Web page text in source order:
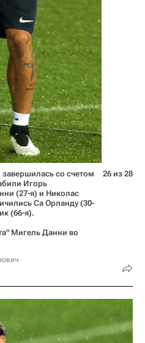
со счетом
Игорь
(27-я) и Николас
Са Орланду (30-
(66-я).
Мигель Данни во
26 из 28